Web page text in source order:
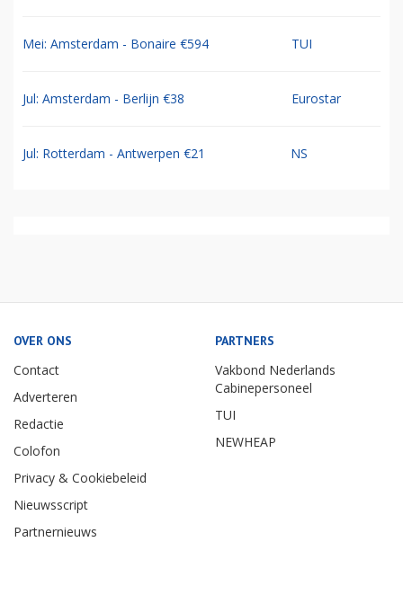
Mei: Amsterdam - Bonaire €594 TUI
Jul: Amsterdam - Berlijn €38 Eurostar
Jul: Rotterdam - Antwerpen €21 NS
OVER ONS
Contact
Adverteren
Redactie
Colofon
Privacy & Cookiebeleid
Nieuwsscript
Partnernieuws
PARTNERS
Vakbond Nederlands
Cabinepersoneel
TUI
NEWHEAP